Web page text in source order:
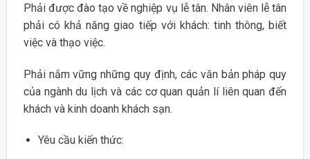
Phải được đào tạo về nghiệp vụ lễ tân. Nhân viên lễ tân
phải có khả năng giao tiếp với khách: tinh thông, biết
việc và thạo việc.
Phải nắm vững những quy định, các văn bản pháp quy
của ngành du lịch và các cơ quan quản lí liên quan đến
khách và kinh doanh khách sạn.
Yêu cầu kiến thức: